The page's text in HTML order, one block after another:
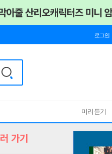
로그인
미리듣기
가기